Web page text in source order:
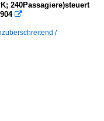
240Passagiere)steuert

/